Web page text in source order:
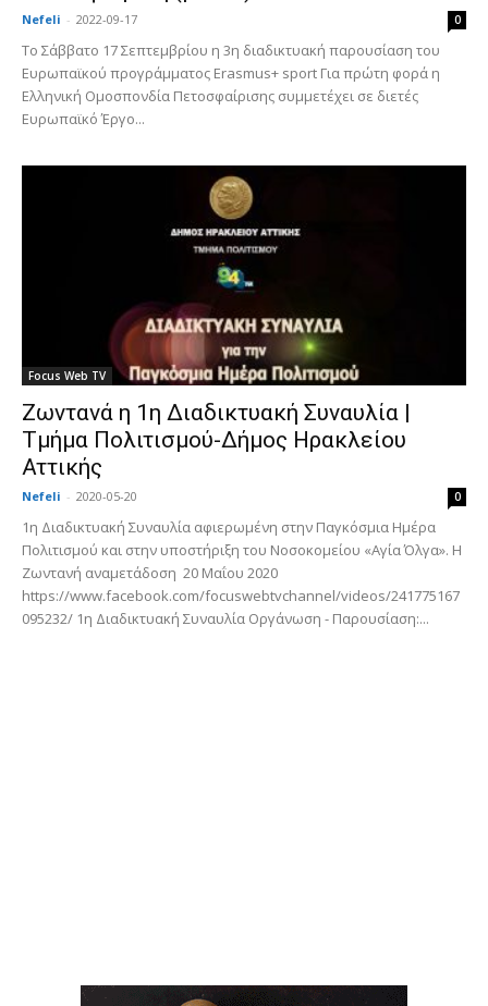
Nefeli - 2022-09-17 0
Το Σάββατο 17 Σεπτεμβρίου η 3η διαδικτυακή παρουσίαση του
Ευρωπαϊκού προγράμματος Erasmus+ sport Για πρώτη φορά η
Ελληνική Ομοσπονδία Πετοσφαίρισης συμμετέχει σε διετές
Ευρωπαϊκό Έργο...
Focus Web TV
Ζωντανά η 1η Διαδικτυακή Συναυλία |
Τμήμα Πολιτισμού-Δήμος Ηρακλείου
Αττικής
Nefeli - 2020-05-20 0
1η Διαδικτυακή Συναυλία αφιερωμένη στην Παγκόσμια Ημέρα
Πολιτισμού και στην υποστήριξη του Νοσοκομείου «Αγία Όλγα». Η
Ζωντανή αναμετάδοση 20 Μαΐου 2020
https://www.facebook.com/focuswebtvchannel/videos/241775167
095232/ 1η Διαδικτυακή Συναυλία Οργάνωση - Παρουσίαση:...